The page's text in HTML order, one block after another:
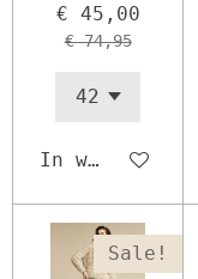
€ 45,00
€ 74,95
In winkelwagen
Sale!